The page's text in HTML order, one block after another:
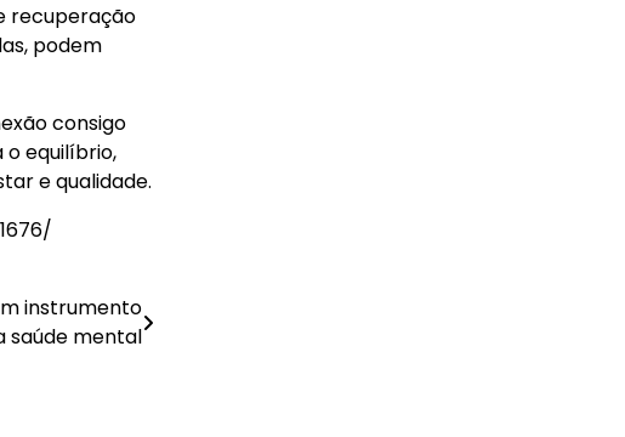
recuperação
podem
consigo
equilíbrio,
e qualidade.
instrumento
saúde mental